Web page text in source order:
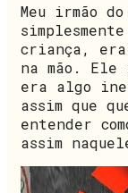
Meu irmão
criança,
na mão. Ele
era algo
assim que
entender
assim